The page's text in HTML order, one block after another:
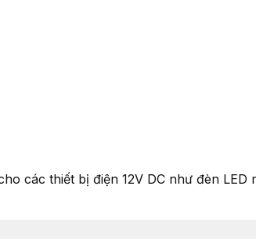
các thiết bị điện 12V DC như đèn